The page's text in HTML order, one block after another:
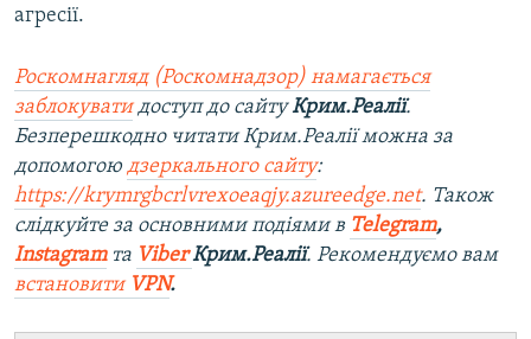
агресії.
Роскомнагляд (Роскомнадзор) намагається
заблокуватидоступ до сайтуКрим.Реалії.
Безперешкодно читати Крим.Реалії можна за
допомогою дзеркального сайту:
https://krymrgbcrlvrexoeaqjy.azureedge.net. Також
слідкуйте за основними подіями в Telegram,
Instagramта ViberКрим.Реалії. Рекомендуємо вам
встановити VPN.